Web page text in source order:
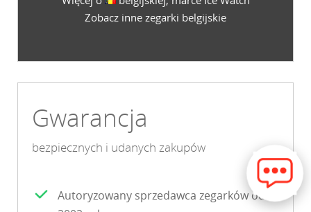
Zobacz inne zegarki belgijskie
Gwarancja
bezpiecznych i udanych zakupów
Autoryzowany sprzedawca zegarków od